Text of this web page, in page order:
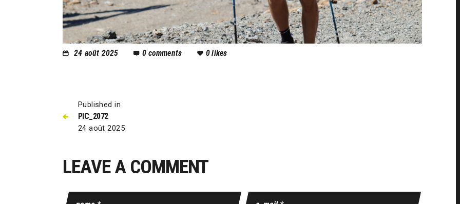
24 août 2025 0 comments 0likes
Published in
PIC_2072
24 août 2025
LEAVE A COMMENT